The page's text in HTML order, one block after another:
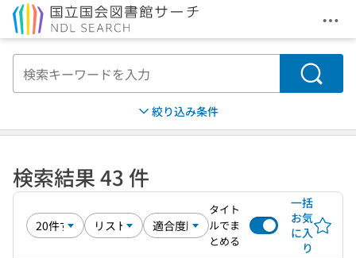
メ
検索
絞り込み条件
検索結果 43 件
タイト
ルでま
とめる
一括
お気
に入
り